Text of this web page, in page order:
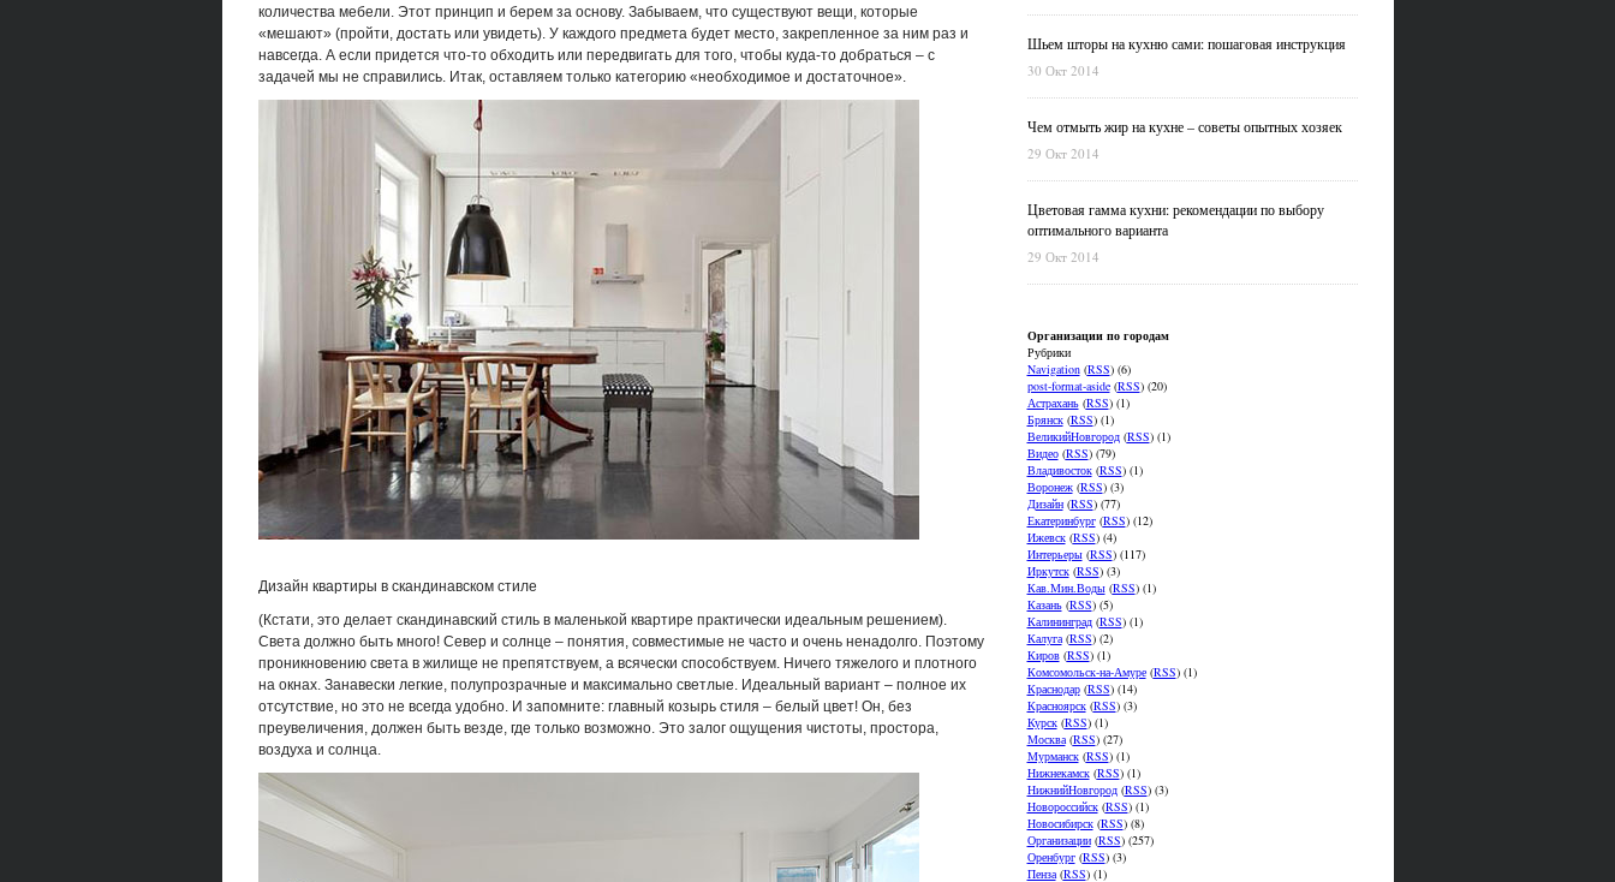
количества мебели. Этот принцип и берем за основу. Забываем, что существуют вещи, которые
«мешают» (пройти, достать или увидеть). У каждого предмета будет место, закрепленное за ним раз и
навсегда. А если придется что-то обходить или передвигать для того, чтобы куда-то добраться – с
задачей мы не справились. Итак, оставляем только категорию «необходимое и достаточное».
Дизайн квартиры в скандинавском стиле
(Кстати, это делает скандинавский стиль в маленькой квартире практически идеальным решением).
Света должно быть много! Север и солнце – понятия, совместимые не часто и очень ненадолго. Поэтому
проникновению света в жилище не препятствуем, а всячески способствуем. Ничего тяжелого и плотного
на окнах. Занавески легкие, полупрозрачные и максимально светлые. Идеальный вариант – полное их
отсутствие, но это не всегда удобно. И запомните: главный козырь стиля – белый цвет! Он, без
преувеличения, должен быть везде, где только возможно. Это залог ощущения чистоты, простора,
воздуха и солнца.
Шьем шторы на кухню сами: пошаговая инструкция
30 Окт 2014
Чем отмыть жир на кухне – советы опытных хозяек
29 Окт 2014
Цветовая гамма кухни: рекомендации по выбору
оптимального варианта
29 Окт 2014
Организации по городам
Рубрики
Navigation(RSS) (6)
post-format-aside(RSS) (20)
Астрахань(RSS) (1)
Брянск(RSS) (1)
ВеликийНовгород(RSS) (1)
Видео(RSS) (79)
Владивосток(RSS) (1)
Воронеж(RSS) (3)
Дизайн(RSS) (77)
Екатеринбург(RSS) (12)
Ижевск(RSS) (4)
Интерьеры(RSS) (117)
Иркутск(RSS) (3)
Кав.Мин.Воды(RSS) (1)
Казань(RSS) (5)
Калининград(RSS) (1)
Калуга(RSS) (2)
Киров(RSS) (1)
Комсомольск-на-Амуре(RSS) (1)
Краснодар(RSS) (14)
Красноярск(RSS) (3)
Курск(RSS) (1)
Москва(RSS) (27)
Мурманск(RSS) (1)
Нижнекамск(RSS) (1)
НижнийНовгород(RSS) (3)
Новороссийск(RSS) (1)
Новосибирск(RSS) (8)
Организации(RSS) (257)
Оренбург(RSS) (3)
Пенза(RSS) (1)